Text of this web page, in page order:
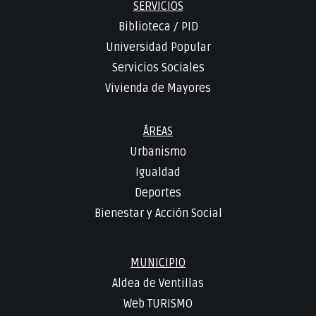
SERVICIOS
Biblioteca / PID
Universidad Popular
Servicios Sociales
Vivienda de Mayores
ÁREAS
Urbanismo
Igualdad
Deportes
Bienestar y Acción Social
MUNICIPIO
Aldea de Ventillas
Web TURISMO